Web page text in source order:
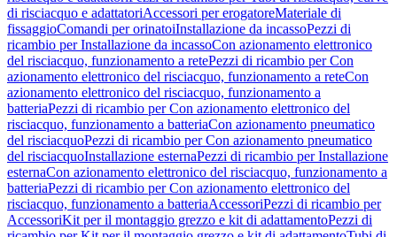
di risciacquo e adattatoriAccessori per erogatoreMateriale di
fissaggioComandi per orinatoiInstallazione da incassoPezzi di
ricambio per Installazione da incassoCon azionamento elettronico
del risciacquo, funzionamento a retePezzi di ricambio per Con
azionamento elettronico del risciacquo, funzionamento a reteCon
azionamento elettronico del risciacquo, funzionamento a
batteriaPezzi di ricambio per Con azionamento elettronico del
risciacquo, funzionamento a batteriaCon azionamento pneumatico
del risciacquoPezzi di ricambio per Con azionamento pneumatico
del risciacquoInstallazione esternaPezzi di ricambio per Installazione
esternaCon azionamento elettronico del risciacquo, funzionamento a
batteriaPezzi di ricambio per Con azionamento elettronico del
risciacquo, funzionamento a batteriaAccessoriPezzi di ricambio per
AccessoriKit per il montaggio grezzo e kit di adattamentoPezzi di